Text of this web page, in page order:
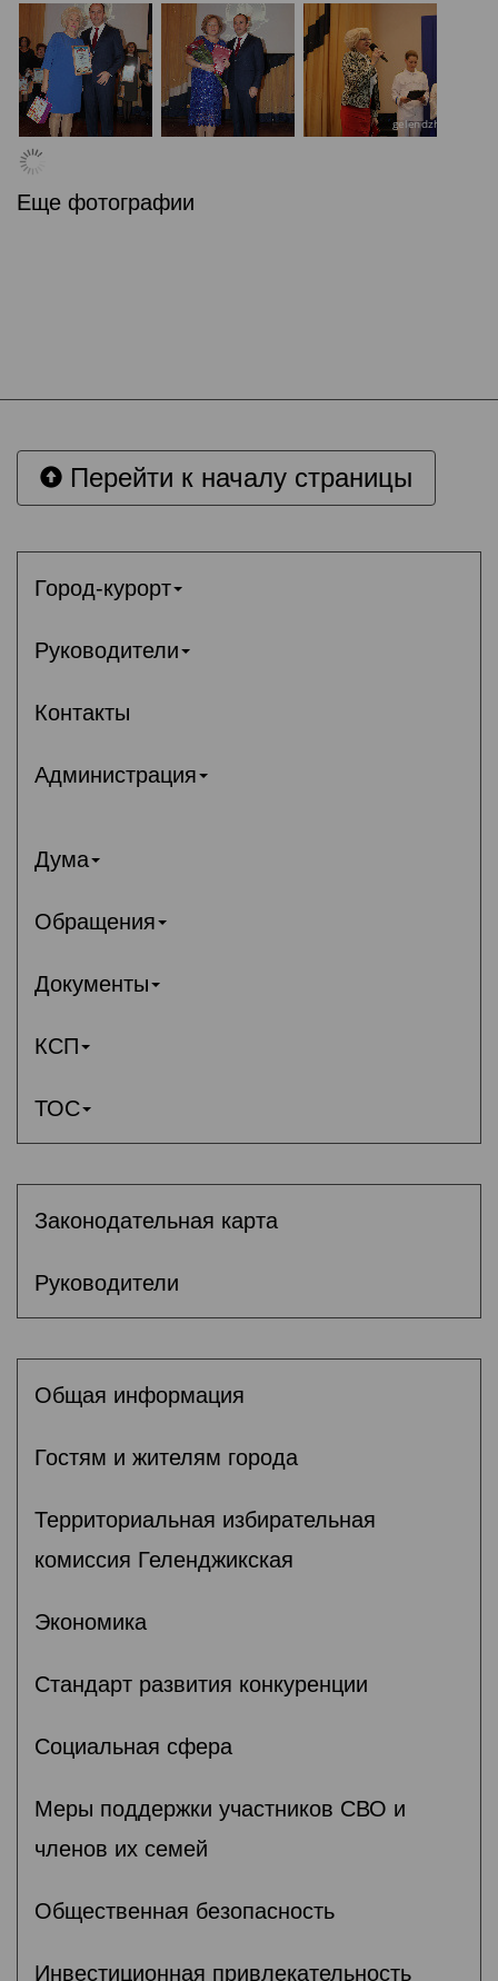
Еще фотографии
Перейти к началу страницы
Город-курорт
Руководители
Контакты
Администрация
Дума
Обращения
Документы
КСП
ТОС
Законодательная карта
Руководители
Общая информация
Гостям и жителям города
Территориальная избирательная
комиссия Геленджикcкая
Экономика
Стандарт развития конкуренции
Социальная сфера
Меры поддержки участников СВО и
членов их семей
Общественная безопасность
Инвестиционная привлекательность